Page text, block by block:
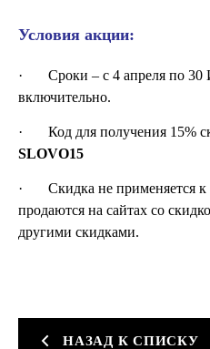
Условия акции:
· Сроки – с 4 апреля по 30
включительно.
· Код для получения 15%
SLOVO15
· Скидка не применяется к
продаются на сайтах со
другими скидками.
НАЗАД К СПИСКУ